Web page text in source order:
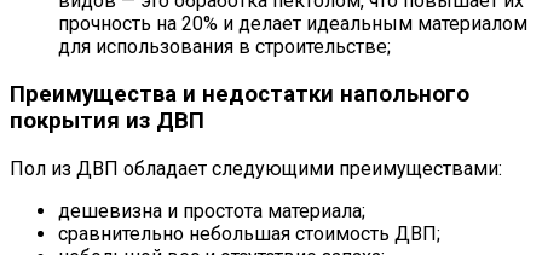
прочность на 20% и делает идеальным материалом
для использования в строительстве;
Преимущества и недостатки напольного
покрытия из ДВП
Пол из ДВП обладает следующими преимуществами:
дешевизна и простота материала;
сравнительно небольшая стоимость ДВП;